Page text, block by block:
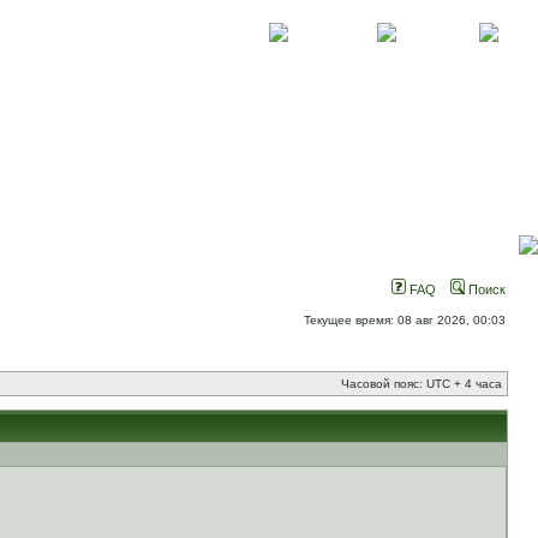
FAQ Поиск
Текущее время: 08 авг 2026, 00:03
Часовой пояс: UTC + 4 часа